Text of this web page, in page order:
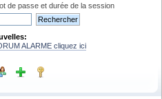
de passe et durée de la session
ALARME cliquez ici